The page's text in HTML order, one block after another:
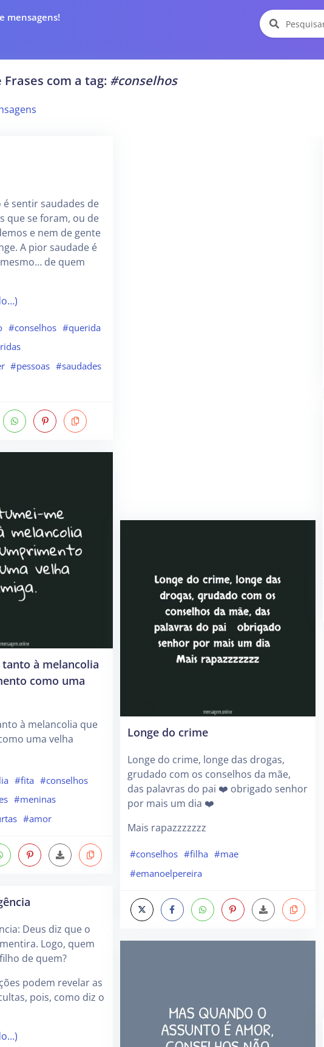
mensagens!
Frases com a tag: #conselhos
sentir saudades de
que se foram, ou de
e nem de gente
A pior saudade é
de quem
#conselhos #querida
#pessoas #saudades
à melancolia
como uma
à melancolia que
uma velha
#fita #conselhos
#meninas
#amor
Deus diz que o
Logo, quem
de quem?
podem revelar as
pois, como diz o
Longe do crime
Longe do crime, longe das drogas,
grudado com os conselhos da mãe,
das palavras do pai ❤️ obrigado senhor
por mais um dia ❤️
Mais rapazzzzzzz
#conselhos #filha #mae
#emanoelpereira